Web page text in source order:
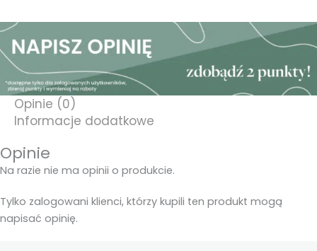
Opinie (0)
Informacje dodatkowe
Opinie
Na razie nie ma opinii o produkcie.
Tylko zalogowani klienci, którzy kupili ten produkt mogą
napisać opinię.